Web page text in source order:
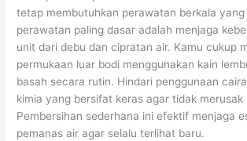
tetap membutuhkan perawatan berkala
perawatan paling dasar adalah menjaga
unit dari debu dan cipratan air. Kamu cukup
permukaan luar bodi menggunakan kain
basah secara rutin. Hindari penggunaan
kimia yang bersifat keras agar tidak merusak
Pembersihan sederhana ini efektif menjaga
pemanas air agar selalu terlihat baru.